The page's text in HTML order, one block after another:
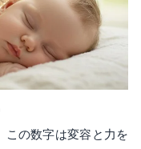
この数字は変容と力を